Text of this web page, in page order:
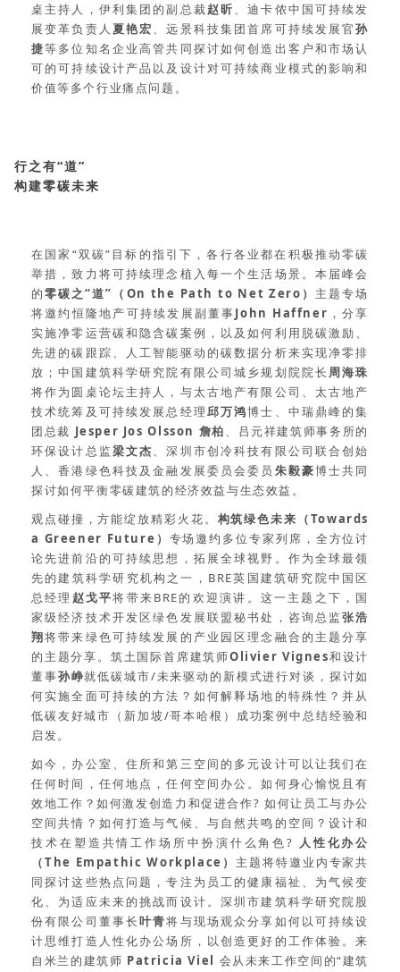
桌主持人，伊利集团的副总裁赵昕、迪卡侬中国可持续发
展变革负责人 夏艳宏、远景科技集团首席可持续发展官孙
捷等多位知名企业高管共同探讨如何创造出客户和市场认
可的可持续设计产品以及设计对可持续商业模式的影响和
价值等多个行业痛点问题。
行之有“道”
构建零碳未来
在国家“双碳”目标的指引下，各行各业都在积极推动零碳
举措，致力将可持续理念植入每一个生活场景。本届峰会
的零碳之“道” （On the Path to Net Zero） 主题专场
将邀约恒隆地产可持续发展副董事John Haffner ，分享
实施净零运营碳和隐含碳案例，以及如何利用脱碳激励、
先进的碳跟踪、人工智能驱动的碳数据分析来实现净零排
放；中国建筑科学研究院有限公司城乡规划院院长 周海珠
将作为圆桌论坛主持人，与太古地产有限公司、太古地产
技术统筹及可持续发展总经理邱万鸿博士、中瑞鼎峰的集
团总裁 Jesper Jos Olsson 詹柏、吕元祥建筑师事务所的
环保设计总监梁文杰、深圳市创冷科技有限公司联合创始
人、香港绿色科技及金融发展委员会委员 朱毅豪博士共同
探讨如何平衡零碳建筑的经济效益与生态效益。
观点碰撞，方能绽放精彩火花。 构筑绿色未来（Towards
a Greener Future） 专场邀约多位专家列席，全方位讨
论先进前沿的可持续思想，拓展全球视野。作为全球最领
先的建筑科学研究机构之一，BRE英国建筑研究院中国区
总经理 赵戈平将带来BRE的欢迎演讲。这一主题之下，国
家级经济技术开发区绿色发展联盟秘书处，咨询总监张浩
翔将带来绿色可持续发展的产业园区理念融合的主题分享
的主题分享。筑土国际首席建筑师Olivier Vignes和设计
董事孙峥就低碳城市/未来驱动的新模式进行对谈，探讨如
何实施全面可持续的方法？如何解释场地的特殊性？并从
低碳友好城市（新加坡/哥本哈根）成功案例中总结经验和
启发。
如今，办公室、住所和第三空间的多元设计可以让我们在
任何时间，任何地点，任何空间办公。如何身心愉悦且有
效地工作？如何激发创造力和促进合作? 如何让员工与办公
空间共情？如何打造与气候、与自然共鸣的空间？设计和
技术在塑造共情工作场所中扮演什么角色? 人性化办公
（The Empathic Workplace） 主题将特邀业内专家共
同探讨这些热点问题，专注为员工的健康福祉、为气候变
化、为适应未来的挑战而设计。深圳市建筑科学研究院股
份有限公司董事长叶青将与现场观众分享如何以可持续设
计思维打造人性化办公场所，以创造更好的工作体验。来
自米兰的建筑师 Patricia Viel 会从未来工作空间的“建筑